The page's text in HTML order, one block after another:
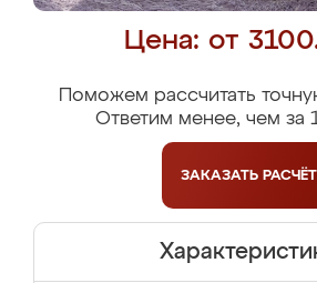
Цена: от
Поможем рассчитать
Ответим менее, чем за
ЗАКАЗАТЬ РАСЧЁТ